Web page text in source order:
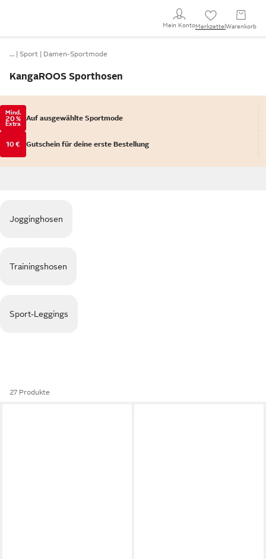
Mein KontoMerkzettel Warenkorb
… Sport Damen-Sportmode
KangaROOS Sporthosen
Mind.
20 %
Extra
Auf ausgewählte Sportmode
10 € Gutschein für deine erste Bestellung
Jogginghosen
Trainingshosen
Sport-Leggings
27 Produkte